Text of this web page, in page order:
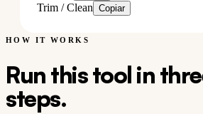
Trim / Clean Copiar
HOW IT WORKS
Run this tool in
steps.